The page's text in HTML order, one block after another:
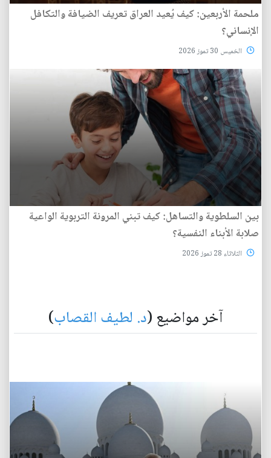
ملحمة الأربعين: كيف يُعيد العراق تعريف الضيافة والتكافل
الإنساني؟
الخميس 30 تموز 2026
بين السلطوية والتساهل: كيف تبني المرونة التربوية الواعية
صلابة الأبناء النفسية؟
الثلاثاء 28 تموز 2026
آخر مواضيع (د. لطيف القصاب)